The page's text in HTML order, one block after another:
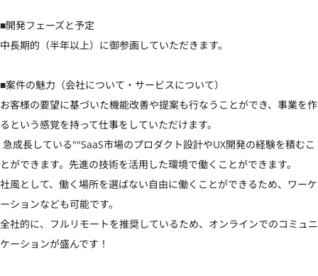
■開発フェーズと予定
中長期的（半年以上）に御参画していただきます。
■案件の魅力（会社について・サービスについて）
お客様の要望に基づいた機能改善や提案も行なうことができ、事業を作
るという感覚を持って仕事をしていただけます。
とができます。先進の技術を活用した環境で働くことができます。
社風として、働く場所を選ばない自由に働くことができるため、ワーケ
ーションなども可能です。
全社的に、フルリモートを推奨しているため、オンラインでのコミュニ
ケーションが盛んです！